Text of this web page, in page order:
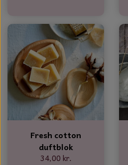
Fresh cotton
duftblok
34,00 kr.